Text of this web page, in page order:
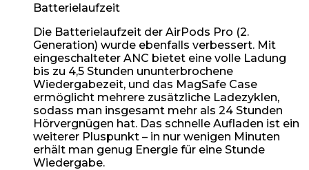
Batterielaufzeit
Die Batterielaufzeit der AirPods Pro (2.
Generation) wurde ebenfalls verbessert. Mit
eingeschalteter ANC bietet eine volle Ladung
bis zu 4,5 Stunden ununterbrochene
Wiedergabezeit, und das MagSafe Case
ermöglicht mehrere zusätzliche Ladezyklen,
sodass man insgesamt mehr als 24 Stunden
Hörvergnügen hat. Das schnelle Aufladen ist ein
weiterer Pluspunkt – in nur wenigen Minuten
erhält man genug Energie für eine Stunde
Wiedergabe.